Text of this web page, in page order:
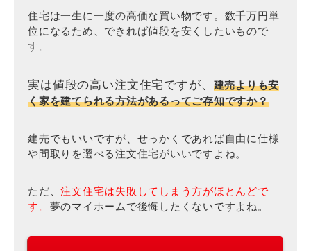
住宅は一生に一度の高価な買い物です。数千万円単
位になるため、できれば値段を安くしたいもので
す。
実は値段の高い注文住宅ですが、 建売よりも安
く家を建てられる方法があるってご存知ですか？
建売でもいいですが、せっかくであれば自由に仕様
や間取りを選べる注文住宅がいいですよね。
ただ、注文住宅は失敗してしまう方がほとんどで
す。 夢のマイホームで後悔したくないですよね。